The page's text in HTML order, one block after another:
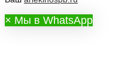
× Мы в WhatsApp